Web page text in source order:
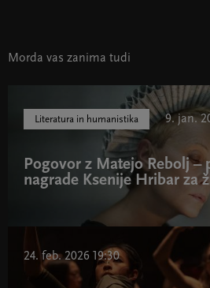
Morda vas zanima tudi
Literatura in humanistika 9. jan.
Pogovor z Matejo Rebolj –
nagrade Ksenije Hribar za
24. feb. 2026 19:30